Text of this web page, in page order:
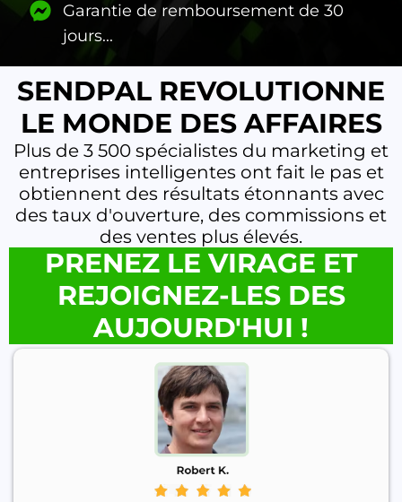
Garantie de remboursement de 30
jours...
SENDPAL REVOLUTIONNE
LE MONDE DES AFFAIRES
Plus de 3 500 spécialistes du marketing et
entreprises intelligentes ont fait le pas et
obtiennent des résultats étonnants avec
des taux d'ouverture, des commissions et
des ventes plus élevés.
PRENEZ LE VIRAGE ET
REJOIGNEZ-LES DES
AUJOURD'HUI !